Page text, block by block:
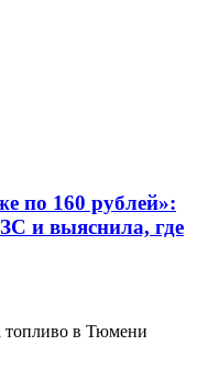
по 160 рублей»:
и выяснила, где
топливо в Тюмени